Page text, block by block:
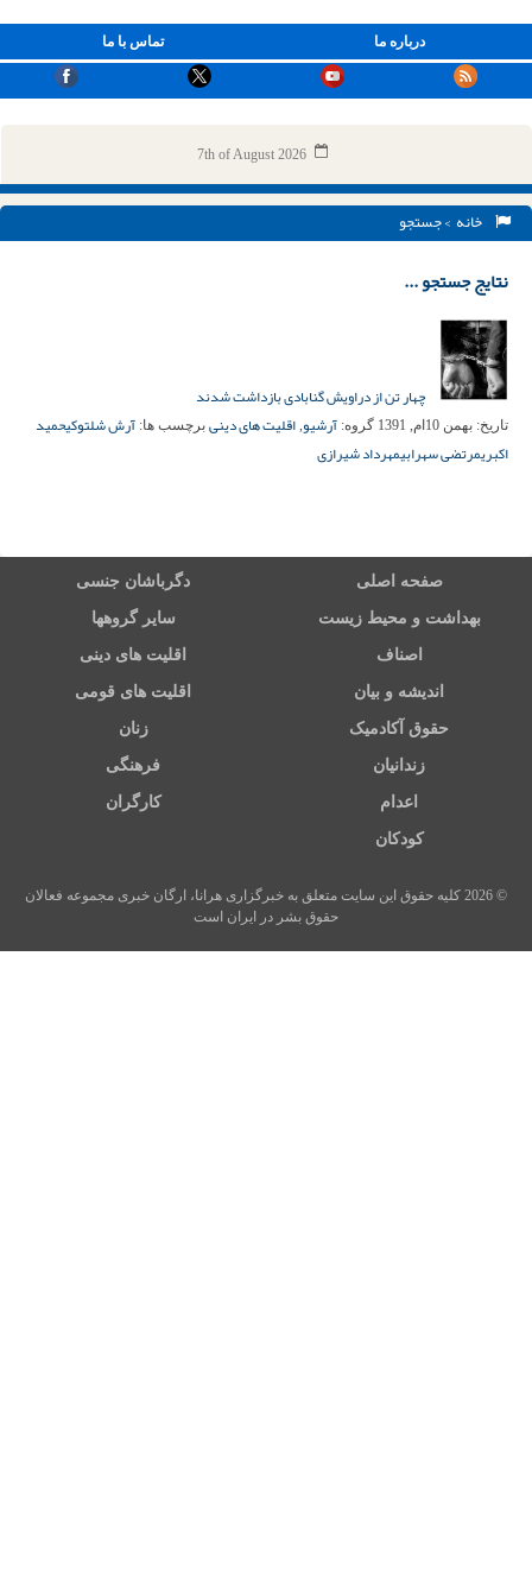
تماس با ما درباره ما
7th of August 2026
خانه > جستجو
نتایج جستجو ...
چهار تن از دراویش گنابادی بازداشت شدند
تاریخ: بهمن 10ام, 1391 گروه: آرشیو, اقلیت های دینی برچسب ها: آرش شلتوکیحمید
اکبریمرتضی سهرابیمهرداد شیرازی
صفحه اصلی دگرباشان جنسی
بهداشت و محیط زیست سایر گروهها
اصناف اقلیت های دینی
اندیشه و بیان اقلیت های قومی
حقوق آکادمیک زنان
زندانیان فرهنگی
اعدام کارگران
کودکان
© 2026 کلیه حقوق این سایت متعلق به خبرگزاری هرانا، ارگان خبری مجموعه فعالان
حقوق بشر در ایران است